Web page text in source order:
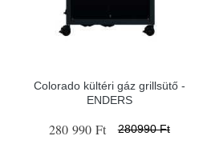
Colorado kültéri gáz grillsütő -
ENDERS
280 990 Ft 280990 Ft